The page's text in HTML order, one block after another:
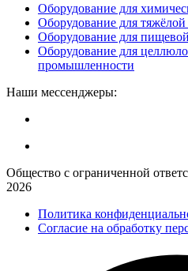
Оборудование для
Оборудование для
Оборудование для
Оборудование для
промышленности
Наши мессенджеры:
Общество с ограниченной
2026
Политика
Согласие на обработку